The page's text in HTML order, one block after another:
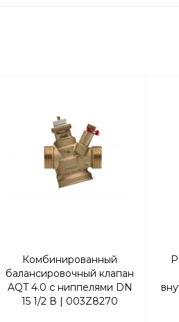
Комбинированный
балансировочный клапан
AQT 4.0 с ниппелями DN
15 1/2 В | 003Z8270